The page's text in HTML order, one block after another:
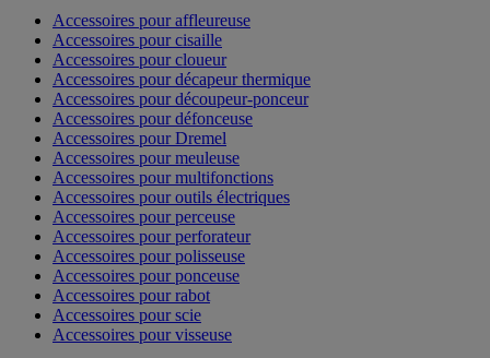
Accessoires pour affleureuse
Accessoires pour cisaille
Accessoires pour cloueur
Accessoires pour décapeur thermique
Accessoires pour découpeur-ponceur
Accessoires pour défonceuse
Accessoires pour Dremel
Accessoires pour meuleuse
Accessoires pour multifonctions
Accessoires pour outils électriques
Accessoires pour perceuse
Accessoires pour perforateur
Accessoires pour polisseuse
Accessoires pour ponceuse
Accessoires pour rabot
Accessoires pour scie
Accessoires pour visseuse